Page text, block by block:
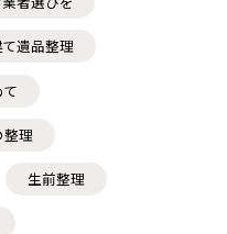
遺品整理
整理
生前整理